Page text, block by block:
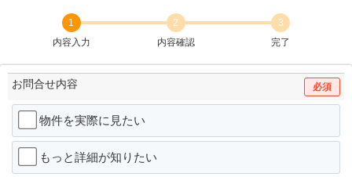
1
内容入力
2
内容確認
3
完了
お問合せ内容 必須
物件を実際に見たい
もっと詳細が知りたい